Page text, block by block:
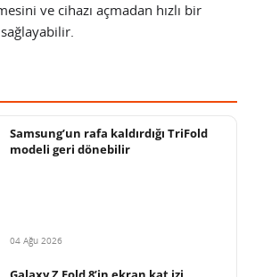
ve cihazı açmadan hızlı bir
Samsung’un rafa kaldırdığı TriFold
modeli geri dönebilir
04 Ağu 2026